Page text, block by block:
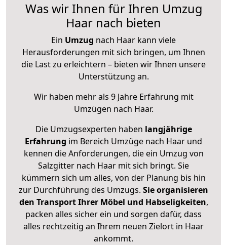
Was wir Ihnen für Ihren Umzug
Haar nach bieten
Ein Umzug nach Haar kann viele
Herausforderungen mit sich bringen, um Ihnen
die Last zu erleichtern – bieten wir Ihnen unsere
Unterstützung an.
Wir haben mehr als 9 Jahre Erfahrung mit
Umzügen nach Haar.
Die Umzugsexperten haben langjährige
Erfahrung im Bereich Umzüge nach Haar und
kennen die Anforderungen, die ein Umzug von
Salzgitter nach Haar mit sich bringt. Sie
kümmern sich um alles, von der Planung bis hin
zur Durchführung des Umzugs. Sie organisieren
den Transport Ihrer Möbel und Habseligkeiten,
packen alles sicher ein und sorgen dafür, dass
alles rechtzeitig an Ihrem neuen Zielort in Haar
ankommt.